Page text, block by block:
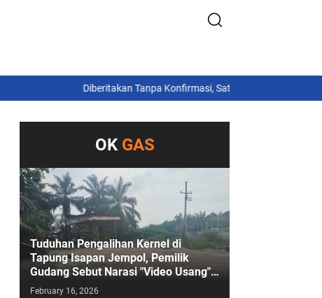
Diberitakan Tanpa Konfirmasi, Satresnarkoba Polres Cimahi
OK GAS
Tuduhan Pengalihan Kernel di
Tapung Isapan Jempol, Pemilik
Gudang Sebut Narasi "Video Usang"
Sengaja Digoreng!
February 16, 2026